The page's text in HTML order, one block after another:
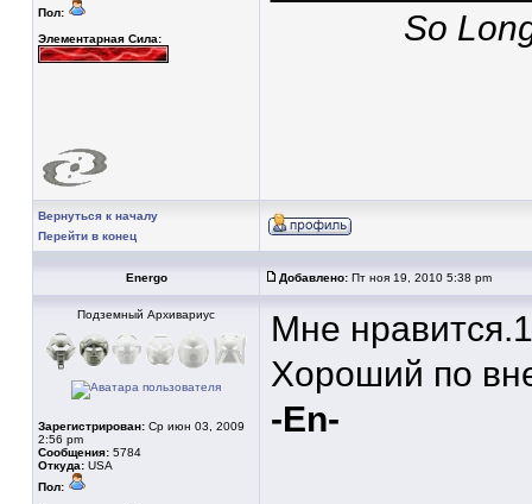
Пол:
Элементарная Сила:
So
Вернуться к началу
Перейти в конец
Energo Добавлено: Пт ноя 19, 2010 5:38 pm
Подземный Архивариус
Зарегистрирован: Ср июн 03, 2009
2:56 pm
Сообщения: 5784
Откуда: USA
Пол:
Мне
Хороший по
-En-